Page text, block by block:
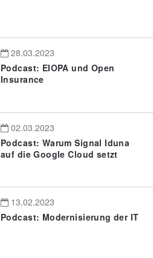
28.03.2023
Podcast: EIOPA und Open
Insurance
02.03.2023
Podcast: Warum Signal Iduna
auf die Google Cloud setzt
13.02.2023
Podcast: Modernisierung der IT